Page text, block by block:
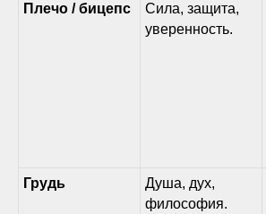
Плечо / бицепс
Сила, защита,
уверенность.
Грудь
Душа, дух,
философия.